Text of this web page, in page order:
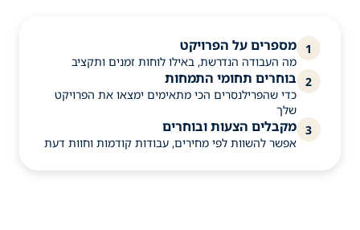
1 מספרים על הפרויקט
מה העבודה הנדרשת, באילו לוחות זמנים ותקציב
2
בוחרים תחומי התמחות
כדי שהפרילנסרים הכי מתאימים ימצאו את הפרויקט
שלך
3 מקבלים הצעות ובוחרים
אפשר להשוות לפי מחירים, עבודות קודמות וחוות דעת